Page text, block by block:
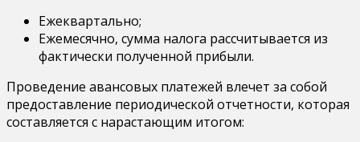
Ежеквартально;
Ежемесячно, сумма налога рассчитывается из
фактически полученной прибыли.
Проведение авансовых платежей влечет за собой
предоставление периодической отчетности, которая
составляется с нарастающим итогом: